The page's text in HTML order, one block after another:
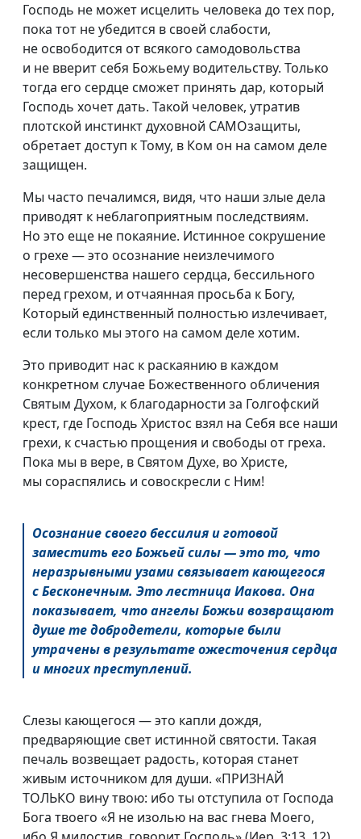
Господь не может исцелить человека до тех пор,
пока тот не убедится в своей слабости,
не освободится от всякого самодовольства
и не вверит себя Божьему водительству. Только
тогда его сердце сможет принять дар, который
Господь хочет дать. Такой человек, утратив
плотской инстинкт духовной САМОзащиты,
обретает доступ к Тому, в Ком он на самом деле
защищен.
Мы часто печалимся, видя, что наши злые дела
приводят к неблагоприятным последствиям.
Но это еще не покаяние. Истинное сокрушение
о грехе — это осознание неизлечимого
несовершенства нашего сердца, бессильного
перед грехом, и отчаянная просьба к Богу,
Который единственный полностью излечивает,
если только мы этого на самом деле хотим.
Это приводит нас к раскаянию в каждом
конкретном случае Божественного обличения
Святым Духом, к благодарности за Голгофский
крест, где Господь Христос взял на Себя все наши
грехи, к счастью прощения и свободы от греха.
Пока мы в вере, в Святом Духе, во Христе,
мы сораспялись и совоскресли с Ним!
Осознание своего бессилия и готовой
заместить его Божьей силы — это то, что
неразрывными узами связывает кающегося
с Бесконечным. Это лестница Иакова. Она
показывает, что ангелы Божьи возвращают
душе те добродетели, которые были
утрачены в результате ожесточения сердца
и многих преступлений.
Слезы кающегося — это капли дождя,
предваряющие свет истинной святости. Такая
печаль возвещает радость, которая станет
живым источником для души. «ПРИЗНАЙ
ТОЛЬКО вину твою: ибо ты отступила от Господа
Бога твоего «Я не изолью на вас гнева Моего,